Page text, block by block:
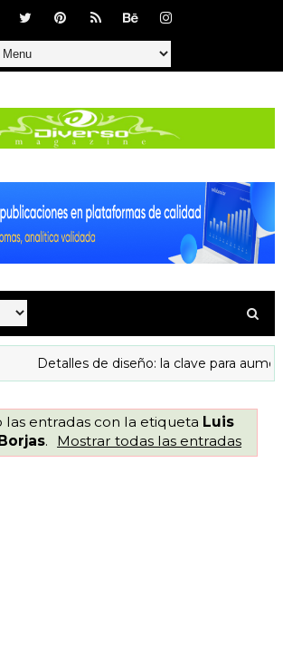
de diseño: la clave para aumentar la
las entradas con la etiqueta Luis
. Mostrar todas las entradas